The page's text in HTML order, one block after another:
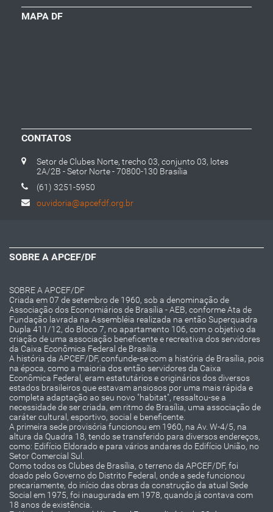
MAPA DF
CONTATOS
Setor de Clubes Norte, trecho 03, conjunto 03, lotes
2A/2B - Setor Norte - 70800-130 Brasília
(61) 3251-5950
ouvidoria@apcefdf.org.br
SOBRE A APCEF/DF
SOBRE A APCEF/DF
Criada em 07 de setembro de 1960, sob a denominação de
Associação dos Economiários de Brasília - AEB, conforme Ata de
Fundação lavrada na Assembléia realizada na então Superquadra
Dupla 411/12, do Bloco 7, no apartamento 106, com o objetivo da
criação de uma associação beneficente e recreativa dos servidores
da Caixa Econômica Federal de Brasília.
A história da APCEF/DF, confunde-se com a história de Brasília, pois
na época, como a maioria dos então servidores da Caixa
Econômica Federal, eram estatutários e originários dos diversos
estados brasileiros que estavam ansiosos por uma mais rápida e
completa adaptação ao seu novo "habitat", ressaltou-se a
necessidade de ser criada, em ritmo de Brasília, uma associação de
caráter cultural, esportivo, social e beneficente.
A primeira sede provisória funcionou em 1960, na Av. W-4/5, na
altura da Quadra 18, tendo se transferido para diversos endereços,
como: Edifício Eldorado e para vários andares do Edifício União, no
Setor Comercial Sul.
Como todos os Clubes de Brasília, o terreno da APCEF/DF, foi
doado pelo Governo do Distrito Federal, onde a sede funcionou
precariamente, do início das obras da construção da atual Sede
Social em 1975, foi inaugurada em 1978, quando já contava com
18 anos de existência.